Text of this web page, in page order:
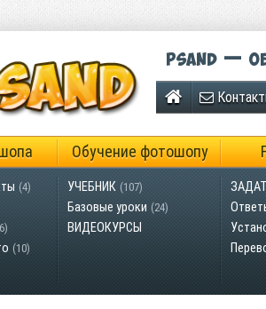
Psand —
Обучение фотошопу
(4)
(10)
УЧЕБНИК (107)
Базовые уроки (24)
ВИДЕОКУРСЫ